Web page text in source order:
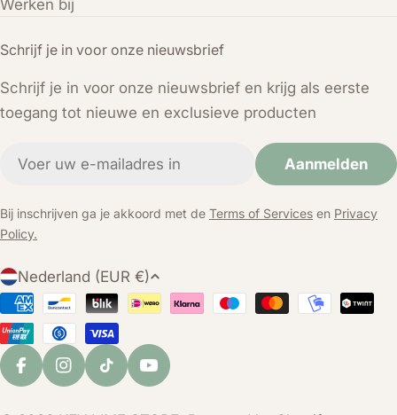
Schrijf je in voor onze nieuwsbrief
Schrijf je in voor onze nieuwsbrief en krijg als eerste
toegang tot nieuwe en exclusieve producten
Aanmelden
Bij inschrijven ga je akkoord met de Terms of Services en Privacy
Policy.
Werken bij
L
a
n
d
/
Nederland (EUR €)
Betaalmethoden
FacebookInstagram
TikTokYouTube